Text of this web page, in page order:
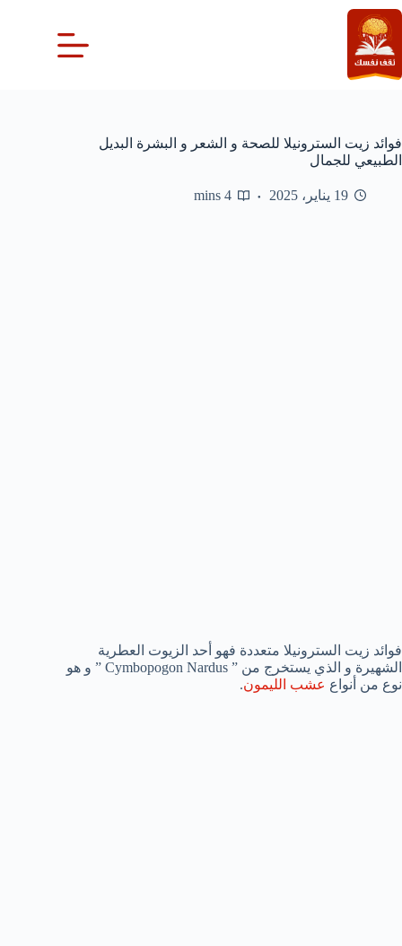
التجاوز
إلى
المحتوى
فوائد زيت السترونيلا للصحة و الشعر و البشرة البديل
الطبيعي للجمال
19 يناير، 2025 4 mins
فوائد زيت السترونيلا متعددة فهو أحد الزيوت العطرية
الشهيرة و الذي يستخرج من ” Cymbopogon Nardus ” و هو
نوع من أنواع عشب الليمون.